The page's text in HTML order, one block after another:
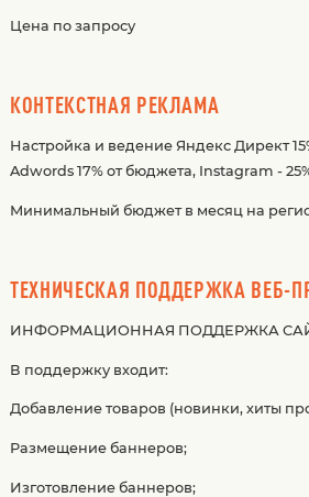
Цена по запросу
КОНТЕКСТНАЯ РЕКЛАМА
Настройка и ведение Яндекс Директ
Adwords 17% от бюджета, Instagram -
Минимальный бюджет в месяц на
ТЕХНИЧЕСКАЯ ПОДДЕРЖКА ВЕБ-
ИНФОРМАЦИОННАЯ ПОДДЕРЖКА
В поддержку входит:
Добавление товаров (новинки, хиты
Размещение баннеров;
Изготовление баннеров;